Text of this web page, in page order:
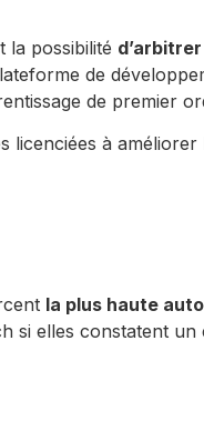
la possibilité
de
de premier
licenciées à
la plus haute
si elles constatent